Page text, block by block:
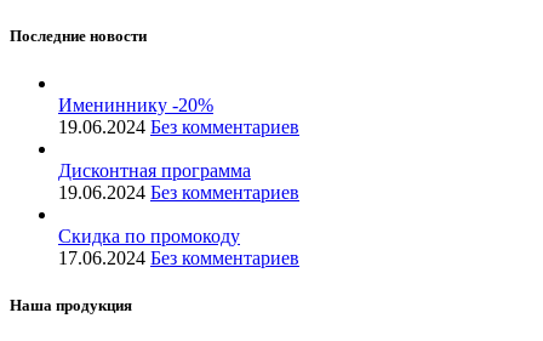
Последние новости
Имениннику -20%
19.06.2024 Без комментариев
Дисконтная программа
19.06.2024 Без комментариев
Скидка по промокоду
17.06.2024 Без комментариев
Наша продукция